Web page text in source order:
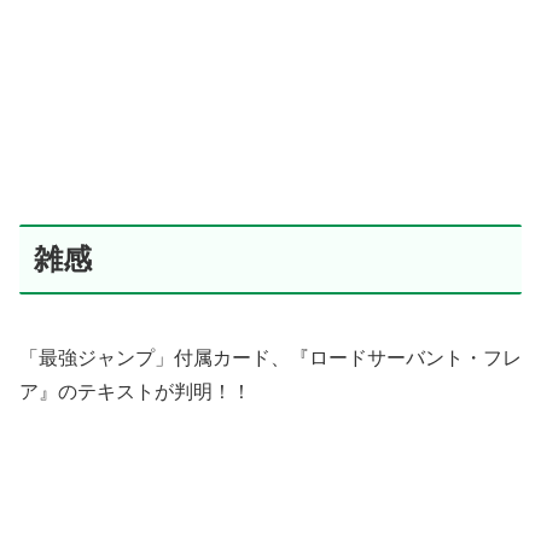
雑感
「最強ジャンプ」付属カード、『ロードサーバント・フレ
ア』のテキストが判明！！